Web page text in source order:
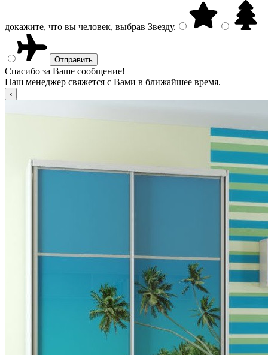
докажите, что вы человек, выбрав Звезду.
Спасибо за Ваше сообщение!
Наш менеджер свяжется с Вами в ближайшее время.